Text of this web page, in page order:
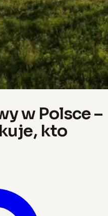
w Polsce –
kto